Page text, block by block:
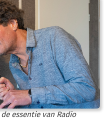
essentie van Radio